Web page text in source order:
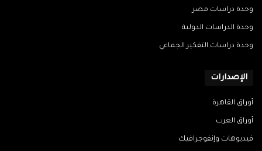
وحدة دراسات مصر
وحدة الدراسات الدولية
وحدة دراسات التفكير الجماعي
الإصدارات
أوراق القاهرة
أوراق العرب
فيديوهات وإنفوجرافيك